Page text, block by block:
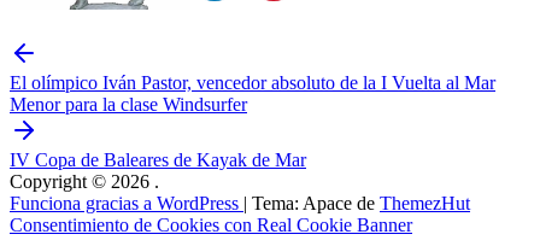
El olímpico Iván Pastor, vencedor absoluto de la I Vuelta al Mar
Menor para la clase Windsurfer
IV Copa de Baleares de Kayak de Mar
Copyright © 2026 .
Funciona gracias a WordPress | Tema: Apace de ThemezHut
Consentimiento de Cookies con Real Cookie Banner